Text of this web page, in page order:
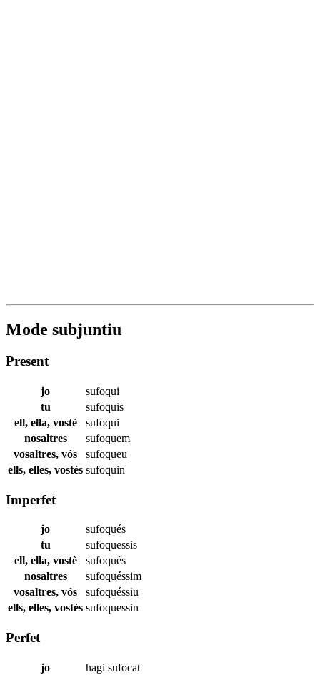
Mode subjuntiu
Present
jo
sufoqui
tu
sufoquis
ell, ella, vostè
sufoqui
nosaltres
sufoquem
vosaltres, vós
sufoqueu
ells, elles, vostès sufoquin
Imperfet
jo
sufoqués
tu
sufoquessis
ell, ella, vostè
sufoqués
nosaltres
sufoquéssim
vosaltres, vós
sufoquéssiu
ells, elles, vostès sufoquessin
Perfet
jo hagi sufocat